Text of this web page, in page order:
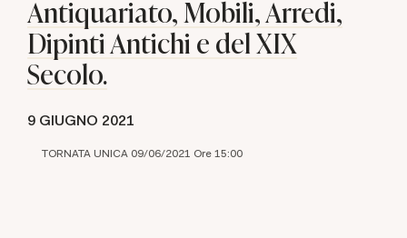
Antiquariato, Mobili, Arredi,
Dipinti Antichi e del XIX
Secolo.
9 GIUGNO 2021
TORNATA UNICA 09/06/2021 Ore 15:00